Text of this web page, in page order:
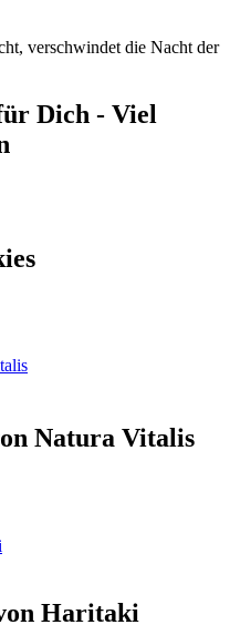
verschwindet die Nacht der
Dich - Viel
Natura Vitalis
Haritaki